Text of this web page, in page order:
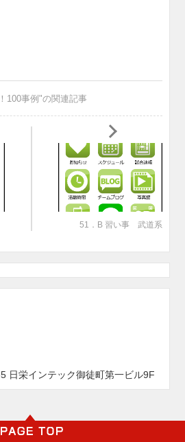
事例"の関連記事
51．B 習い事 武道系
日栄インテック御徒町第一ビル9F